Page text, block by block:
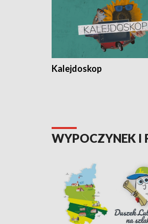
Kalejdoskop
WYPOCZYNEK I